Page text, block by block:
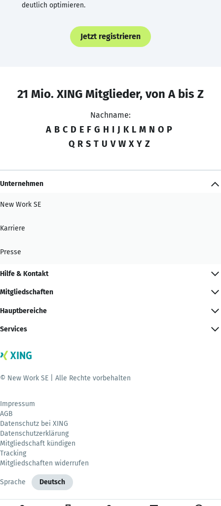
deutlich optimieren.
Jetzt registrieren
21 Mio. XING Mitglieder, von A bis Z
Nachname:
A B C D E F G H I J K L M N O P
Q R S T U V W X Y Z
Unternehmen
New Work SE
Karriere
Presse
Hilfe & Kontakt
Mitgliedschaften
Hauptbereiche
Services
© New Work SE | Alle Rechte vorbehalten
Impressum
AGB
Datenschutz bei XING
Datenschutzerklärung
Mitgliedschaft kündigen
Tracking
Mitgliedschaften widerrufen
Sprache Deutsch